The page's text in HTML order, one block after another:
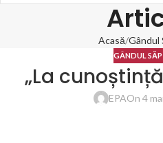
Acasă Gândul
GÂNDUL
„La
EPAOn 4